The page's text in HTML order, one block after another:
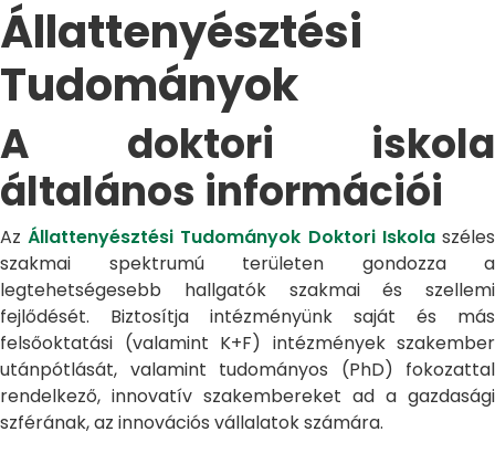
Állattenyésztési
Tudományok
A doktori iskola
általános információi
AzÁllattenyésztési Tudományok Doktori Iskolaszéles
szakmai spektrumú területen gondozza a
legtehetségesebb hallgatók szakmai és szellemi
fejlődését. Biztosítja intézményünk saját és más
felsőoktatási (valamint K+F) intézmények szakember
utánpótlását, valamint tudományos (PhD) fokozattal
rendelkező, innovatív szakembereket ad a gazdasági
szférának, az innovációs vállalatok számára.